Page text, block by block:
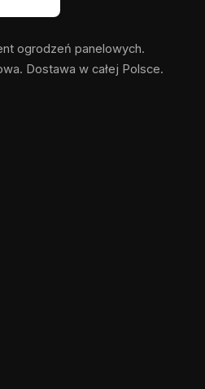
ogrodzeń panelowych.
Dostawa w całej Polsce.